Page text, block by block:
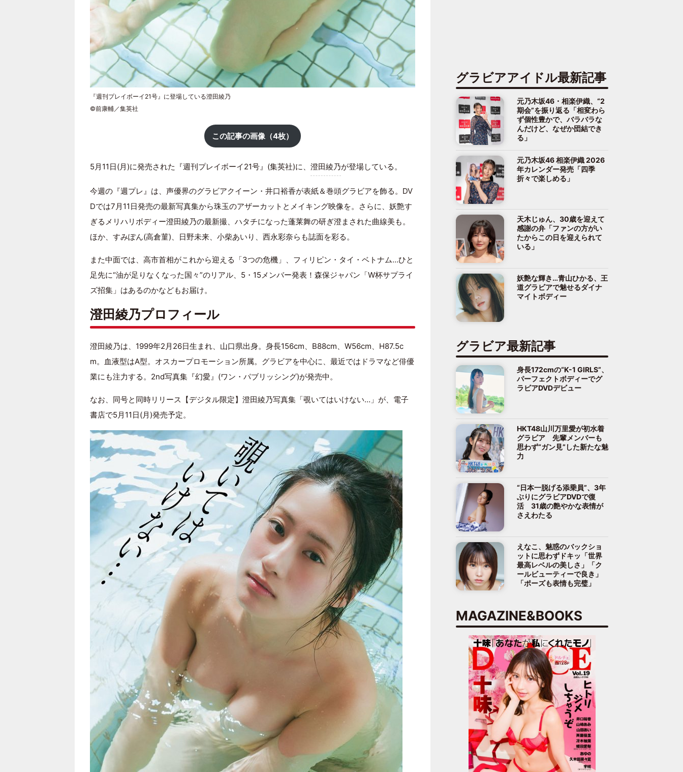
『週刊プレイボーイ21号』に登場している澄田綾乃
©前康輔／集英社
この記事の画像（4枚）
5月11日(月)に発売された『週刊プレイボーイ21号』(集英社)に、 澄田綾乃が登場している。
今週の『週プレ』は、声優界のグラビアクイーン・井口裕香が表紙＆巻頭グラビアを飾る。DV
Dでは7月11日発売の最新写真集から珠玉のアザーカットとメイキング映像を。さらに、妖艶す
ぎるメリハリボディー澄田綾乃の最新撮、ハタチになった蓬莱舞の研ぎ澄まされた曲線美も。
ほか、すみぽん(高倉菫)、日野未来、小柴あいり、西永彩奈らも誌面を彩る。
また中面では、高市首相がこれから迎える「3つの危機」、フィリピン・タイ・ベトナム…ひと
足先に“油が足りなくなった国々”のリアル、5・15メンバー発表！森保ジャパン「W杯サプライ
ズ招集」はあるのかなどもお届け。
澄田綾乃プロフィール
澄田綾乃は、1999年2月26日生まれ、山口県出身。身長156cm、B88cm、W56cm、H87.5c
m。血液型はA型。オスカープロモーション所属。グラビアを中心に、最近ではドラマなど俳優
業にも注力する。2nd写真集『幻愛』(ワン・パブリッシング)が発売中。
なお、同号と同時リリース【デジタル限定】澄田綾乃写真集「覗いてはいけない…」が、電子
書店で5月11日(月)発売予定。
グラビアアイドル最新記事
元乃木坂46・相楽伊織、“2
期会”を振り返る「相変わら
ず個性豊かで、バラバラな
んだけど、なぜか団結でき
る」
元乃木坂46 相楽伊織 2026
年カレンダー発売「四季
折々で楽しめる」
天木じゅん、30歳を迎えて
感謝の弁「ファンの方がい
たからこの日を迎えられて
いる」
妖艶な輝き…青山ひかる、王
道グラビアで魅せるダイナ
マイトボディー
グラビア最新記事
身長172cmの“K-1 GIRLS”、
パーフェクトボディーでグ
ラビアDVDデビュー
HKT48山川万里愛が初水着
グラビア 先輩メンバーも
思わず“ガン見”した新たな魅
力
“日本一脱げる添乗員”、3年
ぶりにグラビアDVDで復
活 31歳の艶やかな表情が
さえわたる
えなこ、魅惑のバックショ
ットに思わずドキッ「世界
最高レベルの美しさ」「ク
ールビューティーで良き」
「ポーズも表情も完璧」
MAGAZINE&BOOKS